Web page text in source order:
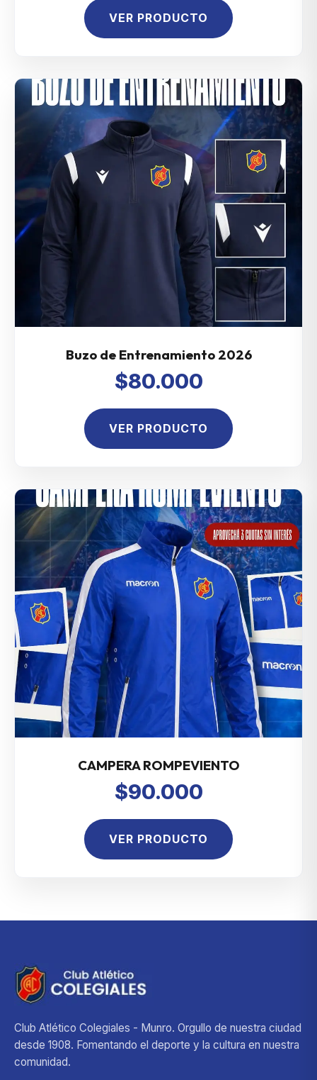
VER PRODUCTO
Buzo de Entrenamiento 2026
$80.000
VER PRODUCTO
CAMPERA ROMPEVIENTO
$90.000
VER PRODUCTO
Club Atlético Colegiales - Munro. Orgullo de nuestra ciudad
desde 1908. Fomentando el deporte y la cultura en nuestra
comunidad.